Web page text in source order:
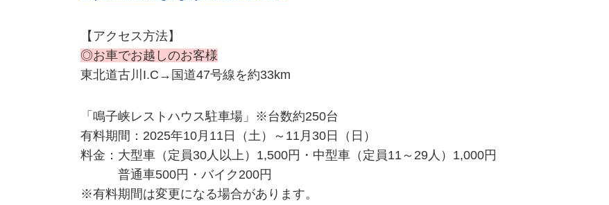
【アクセス方法】
◎お車でお越しのお客様
東北道古川I.C→国道47号線を約33km
「鳴子峡レストハウス駐車場」※台数約250台
有料期間：2025年10月11日（土）～11月30日（日）
料金：大型車（定員30人以上）1,500円・中型車（定員11～29人）1,000円
普通車500円・バイク200円
※有料期間は変更になる場合があります。